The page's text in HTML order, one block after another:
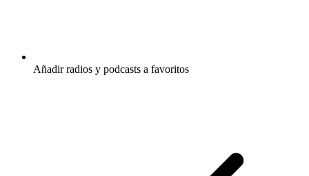
Añadir radios y podcasts a favoritos